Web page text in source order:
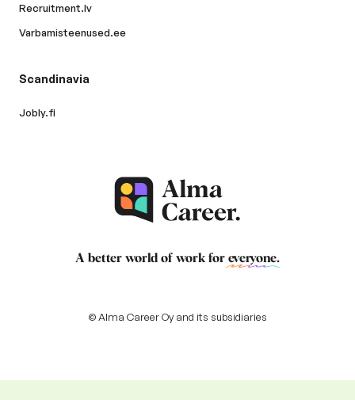
Recruitment.lv
Varbamisteenused.ee
Scandinavia
Jobly.fi
A better world of work for everyone.
© Alma Career Oy and its subsidiaries